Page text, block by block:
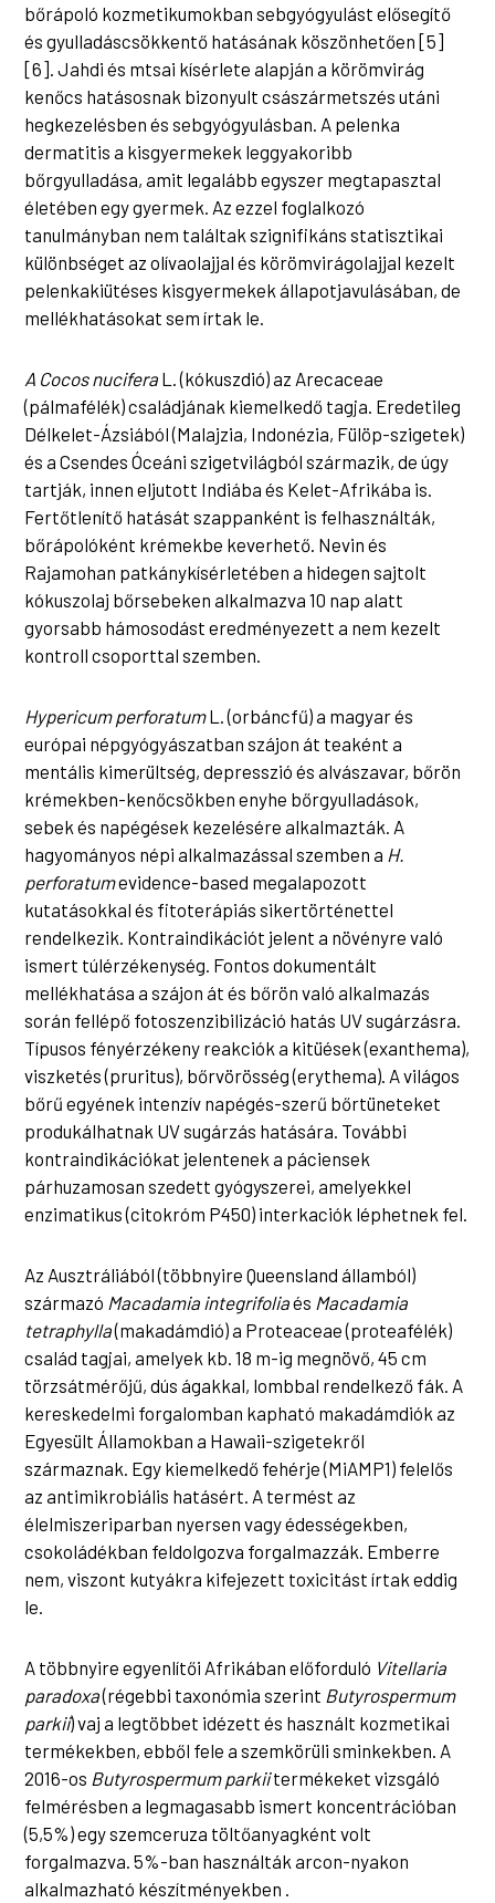
bőrápoló kozmetikumokban sebgyógyulást elősegítő
és gyulladáscsökkentő hatásának köszönhetően [5]
[6]. Jahdi és mtsai kísérlete alapján a körömvirág
kenőcs hatásosnak bizonyult császármetszés utáni
hegkezelésben és sebgyógyulásban. A pelenka
dermatitis a kisgyermekek leggyakoribb
bőrgyulladása, amit legalább egyszer megtapasztal
életében egy gyermek. Az ezzel foglalkozó
tanulmányban nem találtak szignifikáns statisztikai
különbséget az olívaolajjal és körömvirágolajjal kezelt
pelenkakiütéses kisgyermekek állapotjavulásában, de
mellékhatásokat sem írtak le.
A Cocos nucifera L. (kókuszdió) az Arecaceae
(pálmafélék) családjának kiemelkedő tagja. Eredetileg
Délkelet-Ázsiából (Malajzia, Indonézia, Fülöp-szigetek)
és a Csendes Óceáni szigetvilágból származik, de úgy
tartják, innen eljutott Indiába és Kelet-Afrikába is.
Fertőtlenítő hatását szappanként is felhasználták,
bőrápolóként krémekbe keverhető. Nevin és
Rajamohan patkánykísérletében a hidegen sajtolt
kókuszolaj bőrsebeken alkalmazva 10 nap alatt
gyorsabb hámosodást eredményezett a nem kezelt
kontroll csoporttal szemben.
Hypericum perforatumL. (orbáncfű) a magyar és
európai népgyógyászatban szájon át teaként a
mentális kimerültség, depresszió és alvászavar, bőrön
krémekben-kenőcsökben enyhe bőrgyulladások,
sebek és napégések kezelésére alkalmazták. A
hagyományos népi alkalmazással szemben a H.
perforatumevidence-based megalapozott
kutatásokkal és fitoterápiás sikertörténettel
rendelkezik. Kontraindikációt jelent a növényre való
ismert túlérzékenység. Fontos dokumentált
mellékhatása a szájon át és bőrön való alkalmazás
során fellépő fotoszenzibilizáció hatás UV sugárzásra.
Típusos fényérzékeny reakciók a kitüések (exanthema),
viszketés (pruritus), bőrvörösség (erythema). A világos
bőrű egyének intenzív napégés-szerű bőrtüneteket
produkálhatnak UV sugárzás hatására. További
kontraindikációkat jelentenek a páciensek
párhuzamosan szedett gyógyszerei, amelyekkel
enzimatikus (citokróm P450) interkaciók léphetnek fel.
Az Ausztráliából (többnyire Queensland államból)
származó Macadamia integrifoliaés Macadamia
tetraphylla(makadámdió) a Proteaceae (proteafélék)
család tagjai, amelyek kb. 18 m-ig megnövő, 45 cm
törzsátmérőjű, dús ágakkal, lombbal rendelkező fák. A
kereskedelmi forgalomban kapható makadámdiók az
Egyesült Államokban a Hawaii-szigetekről
származnak. Egy kiemelkedő fehérje (MiAMP1) felelős
az antimikrobiális hatásért. A termést az
élelmiszeriparban nyersen vagy édességekben,
csokoládékban feldolgozva forgalmazzák. Emberre
nem, viszont kutyákra kifejezett toxicitást írtak eddig
le.
A többnyire egyenlítői Afrikában előforduló Vitellaria
paradoxa(régebbi taxonómia szerint Butyrospermum
parkii) vaj a legtöbbet idézett és használt kozmetikai
termékekben, ebből fele a szemkörüli sminkekben. A
2016-os Butyrospermum parkiitermékeket vizsgáló
felmérésben a legmagasabb ismert koncentrációban
(5,5%) egy szemceruza töltőanyagként volt
forgalmazva. 5%-ban használták arcon-nyakon
alkalmazható készítményekben .